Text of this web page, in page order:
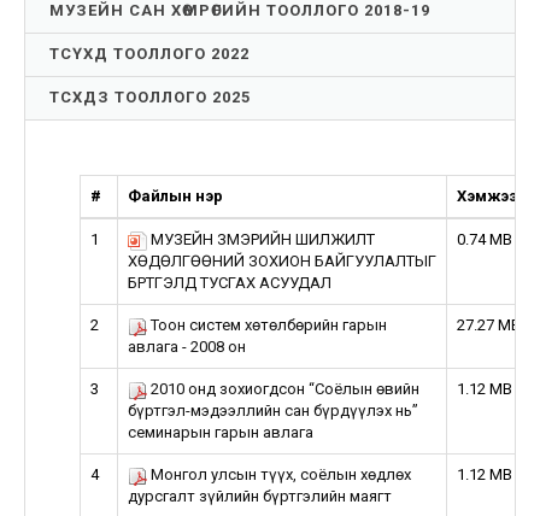
МУЗЕЙН САН ХӨМРӨГИЙН ТООЛЛОГО 2018-19
ТСҮХД ТООЛЛОГО 2022
ТСХДЗ ТООЛЛОГО 2025
# Файлын нэр Хэмжээ
1
МУЗЕЙН ҮЗМЭРИЙН ШИЛЖИЛТ
ХӨДӨЛГӨӨНИЙ ЗОХИОН БАЙГУУЛАЛТЫГ
БҮРТГЭЛД ТУСГАХ АСУУДАЛ
0.74 MB
2
Тоон систем хөтөлбөрийн гарын
авлага - 2008 он
27.27 MB
3
2010 онд зохиогдсон “Соёлын өвийн
бүртгэл-мэдээллийн сан бүрдүүлэх нь”
семинарын гарын авлага
1.12 MB
4
Монгол улсын түүх, соёлын хөдлөх
дурсгалт зүйлийн бүртгэлийн маягт
1.12 MB